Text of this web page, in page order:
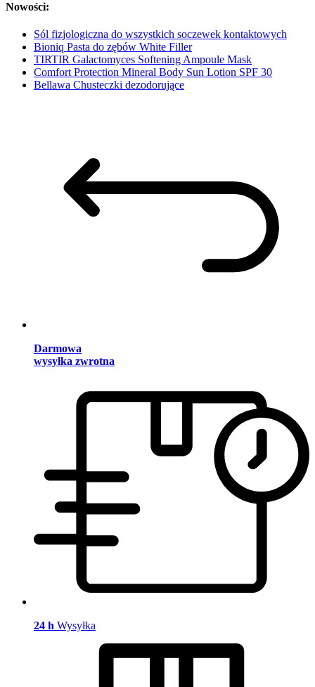
Nowości:
Sól fizjologiczna do wszystkich soczewek kontaktowych
Bioniq Pasta do zębów White Filler
TIRTIR Galactomyces Softening Ampoule Mask
Comfort Protection Mineral Body Sun Lotion SPF 30
Bellawa Chusteczki dezodorujące
Darmowa
wysyłka zwrotna
24 h Wysyłka